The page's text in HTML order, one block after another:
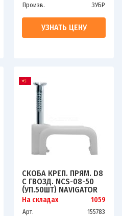
Произв.
ЗУБР
УЗНАТЬ ЦЕНУ
СКОБА КРЕП. ПРЯМ. D8
С ГВОЗД. NCS-08-50
(УП.50ШТ) NAVIGATOR
4670004710838
На складах 1059
Арт.
155783